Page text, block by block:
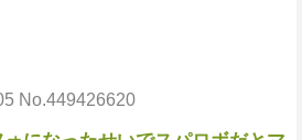
No.449426620